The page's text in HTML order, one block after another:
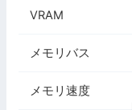
VRAM
メモリバス
メモリ速度